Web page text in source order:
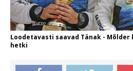
Loodetavasti saavad Tänak -
hetki